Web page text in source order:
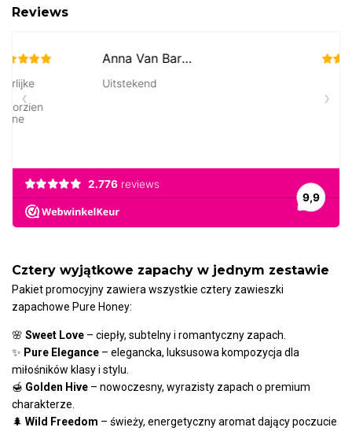
Reviews
Cztery wyjątkowe zapachy w jednym zestawie
Pakiet promocyjny zawiera wszystkie cztery zawieszki
zapachowe Pure Honey:
🌸 Sweet Love – ciepły, subtelny i romantyczny zapach.
✨ Pure Elegance – elegancka, luksusowa kompozycja dla
miłośników klasy i stylu.
🍯 Golden Hive – nowoczesny, wyrazisty zapach o premium
charakterze.
🌲 Wild Freedom – świeży, energetyczny aromat dający poczucie